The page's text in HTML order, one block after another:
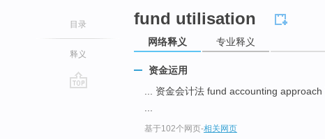
目录
释义
fund utilisation
网络释义 专业释义
资金运用
... 资金会计法 fund accounting approach
基于102个网页-相关网页